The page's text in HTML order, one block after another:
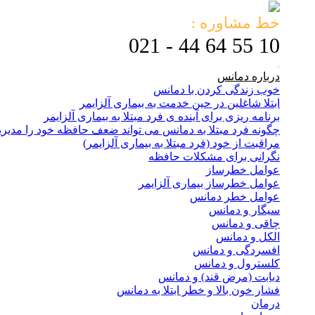
خط مشاوره :
10 55 64 44 - 021
درباره دمانس
خوب زندگی کردن با دمانس
ابتلا شاغلین در حین خدمت به بیماری آلزایمر
برنامه ریزی برای آینده ی فرد مبتلا به بیماری آلزایمر
چگونه فرد مبتلا به دمانس می تواند ضعف حافظه خود را
مراقبت از خود (فرد مبتلا به بیماری آلزایمر)
نگرانی برای مشکلات حافظه
عوامل خطرساز
عوامل خطرساز بیماری آلزایمر
عوامل خطر دمانس
سیگار و دمانس
چاقی و دمانس
الکل و دمانس
افسردگی و دمانس
کلسترول و دمانس
دیابت (مرض قند) و دمانس
فشار خون بالا و خطر ابتلا به دمانس
درمان